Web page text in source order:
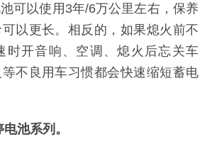
可以使用3年/6万公里左右，保养
以更长。相反的，如果熄火前不
时开音响、空调、熄火后忘关车
不良用车习惯都会快速缩短蓄电
池系列。